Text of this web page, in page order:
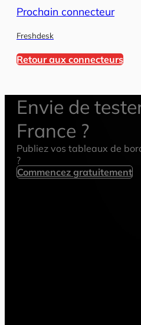
Prochain connecteur
Freshdesk
Retour aux connecteurs
Envie de
France ?
Publiez vos tableaux de
?
Commencez gratuitement